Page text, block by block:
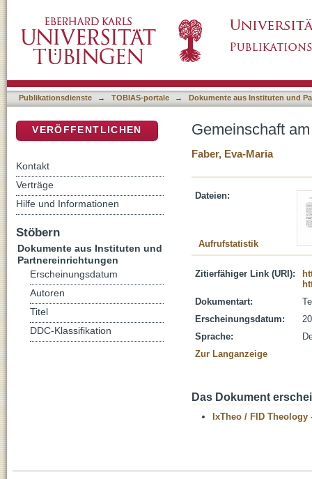
Publikationsdienste → TOBIAS-portale → Dokumente aus Instituten und
Gemeinschaft
Faber, Eva-Maria
Dateien:
Aufrufstatistik
Zitierfähiger Link (URI):
Dokumentart:
Erscheinungsdatum:
Sprache:
Zur Langanzeige
Das Dokument
IxTheo / FID Theology
VERÖFFENTLICHEN
Kontakt
Verträge
Hilfe und Informationen
Stöbern
Dokumente aus Instituten und
Partnereinrichtungen
Erscheinungsdatum
Autoren
Titel
DDC-Klassifikation